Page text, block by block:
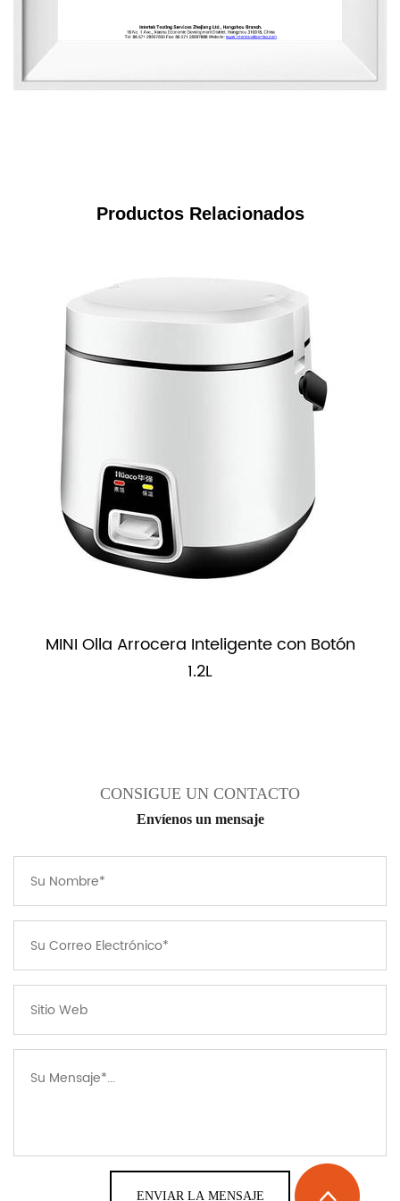
Productos Relacionados
MINI Olla Arrocera Inteligente con Botón
1.2L
CONSIGUE UN CONTACTO
Envíenos un mensaje